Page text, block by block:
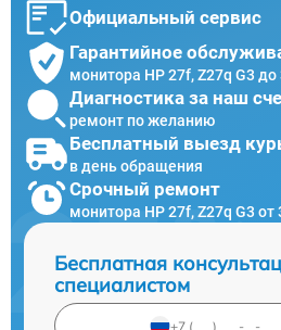
Официальный сервис
Гарантийное
монитора HP 27f, Z27q G3 до
Диагностика за наш
ремонт по желанию
Бесплатный выезд
в день обращения
Срочный ремонт
монитора HP 27f, Z27q G3 от
Бесплатная
специалистом